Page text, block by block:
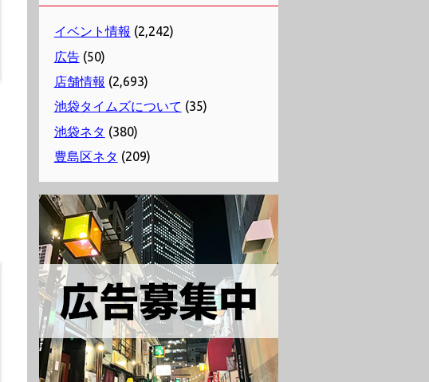
イベント情報 (2,242)
広告(50)
店舗情報 (2,693)
池袋タイムズについて (35)
池袋ネタ (380)
豊島区ネタ (209)